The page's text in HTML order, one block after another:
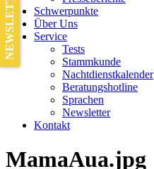
Schwerpunkte
Über Uns
Service
Tests
Stammkunde
Nachtdienstkalender
Beratungshotline
Sprachen
Newsletter
Kontakt
MamaAua.jpg
NEWSLETTER